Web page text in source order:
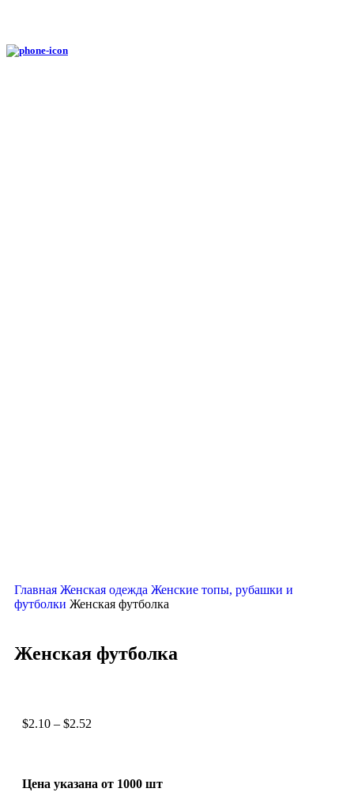
Главная Женская одежда Женские топы, рубашки и
футболки Женская футболка
Женская футболка
$2.10 – $2.52
Цена указана от 1000 шт